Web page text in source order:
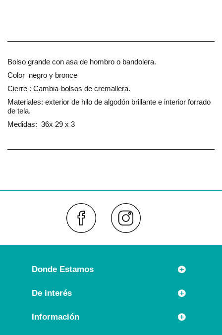
Bolso grande con asa de hombro o bandolera.
Color negro y bronce
Cierre : Cambia-bolsos de cremallera.
Materiales: exterior de hilo de algodón brillante e interior forrado
de tela.
Medidas: 36x 29 x 3
Donde Estamos
Rúa Príncipe 7
Llámanos:
De interés
Información